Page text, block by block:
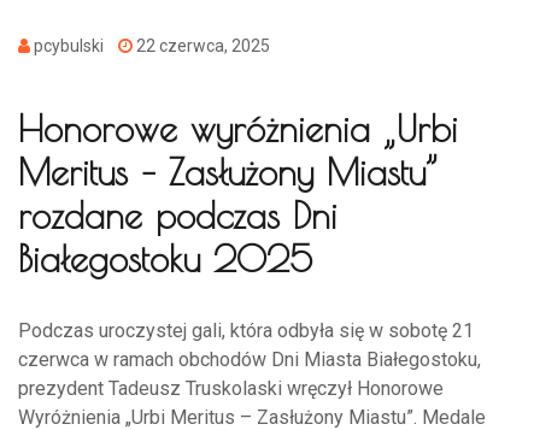
pcybulski 22 czerwca, 2025
Honorowe wyróżnienia „Urbi
Meritus – Zasłużony Miastu”
rozdane podczas Dni
Białegostoku 2025
Podczas uroczystej gali, która odbyła się w sobotę 21
czerwca w ramach obchodów Dni Miasta Białegostoku,
prezydent Tadeusz Truskolaski wręczył Honorowe
Wyróżnienia „Urbi Meritus – Zasłużony Miastu”. Medale